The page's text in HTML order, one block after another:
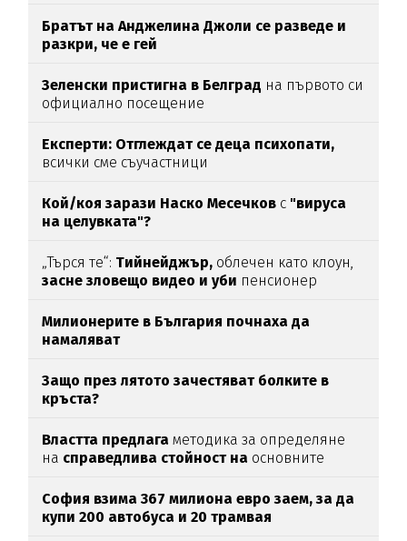
Братът на Анджелина Джоли се разведе и
разкри, че е гей
Зеленски пристигна в Белград на първото си
официално посещение
Експерти: Отглеждат се деца психопати,
всички сме съучастници
Кой/коя зарази Наско Месечков с "вируса
на целувката"?
„Търся те“: Тийнейджър, облечен като клоун,
засне зловещо видео и уби пенсионер
Милионерите в България почнаха да
намаляват
Защо през лятото зачестяват болките в
кръста?
Властта предлага методика за определяне
на справедлива стойност на основните
София взима 367 милиона евро заем, за да
купи 200 автобуса и 20 трамвая